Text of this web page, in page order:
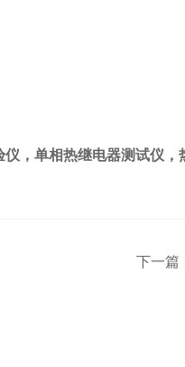
，单相热继电器测试仪，
下一篇